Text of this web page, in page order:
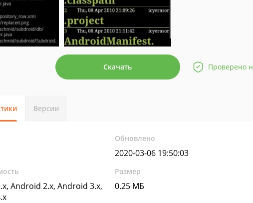
Скачать Проверено
Версии
Обновлено
2020-03-06 19:50:03
Android 2.x, Android 3.x,
Размер
0.25 МБ